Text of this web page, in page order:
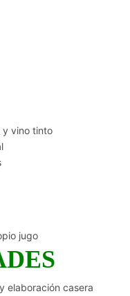
y vino tinto
jugo
elaboración casera